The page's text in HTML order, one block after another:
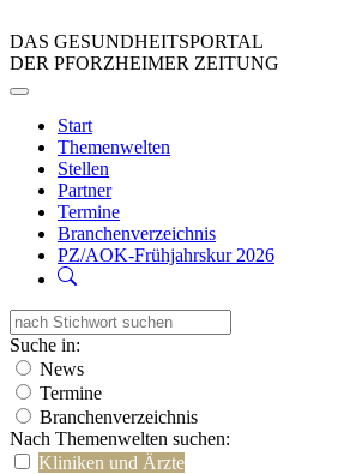
DAS GESUNDHEITSPORTAL
DER PFORZHEIMER ZEITUNG
Start
Themenwelten
Stellen
Partner
Termine
Branchenverzeichnis
PZ/AOK-Frühjahrskur 2026
Suche in:
News
Termine
Branchenverzeichnis
Nach Themenwelten suchen:
Kliniken und Ärzte